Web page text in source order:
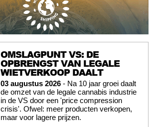
OMSLAGPUNT VS: DE
OPBRENGST VAN LEGALE
WIETVERKOOP DAALT
03 augustus 2026 - Na 10 jaar groei daalt
de omzet van de legale cannabis industrie
in de VS door een 'price compression
crisis'. Ofwel: meer producten verkopen,
maar voor lagere prijzen.